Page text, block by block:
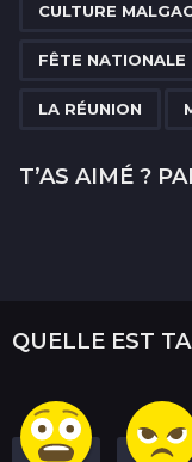
o
CULTURE
FÊTE NATIONALE
LA RÉUNION
T’AS AIMÉ ?
QUELLE EST